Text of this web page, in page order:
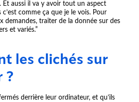
Et aussi il va y avoir tout un aspect
comme ça que je le vois. Pour
demandes, traiter de la donnée sur des
et variés.”
les clichés sur
?
derrière leur ordinateur, et qu’ils